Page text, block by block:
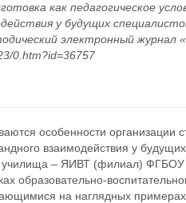
как педагогическое
у будущих
электронный журнал
0.htm?id=36757
особенности организации
взаимодействия у
училища – ЯИВТ (филиал)
образовательно-
на наглядных